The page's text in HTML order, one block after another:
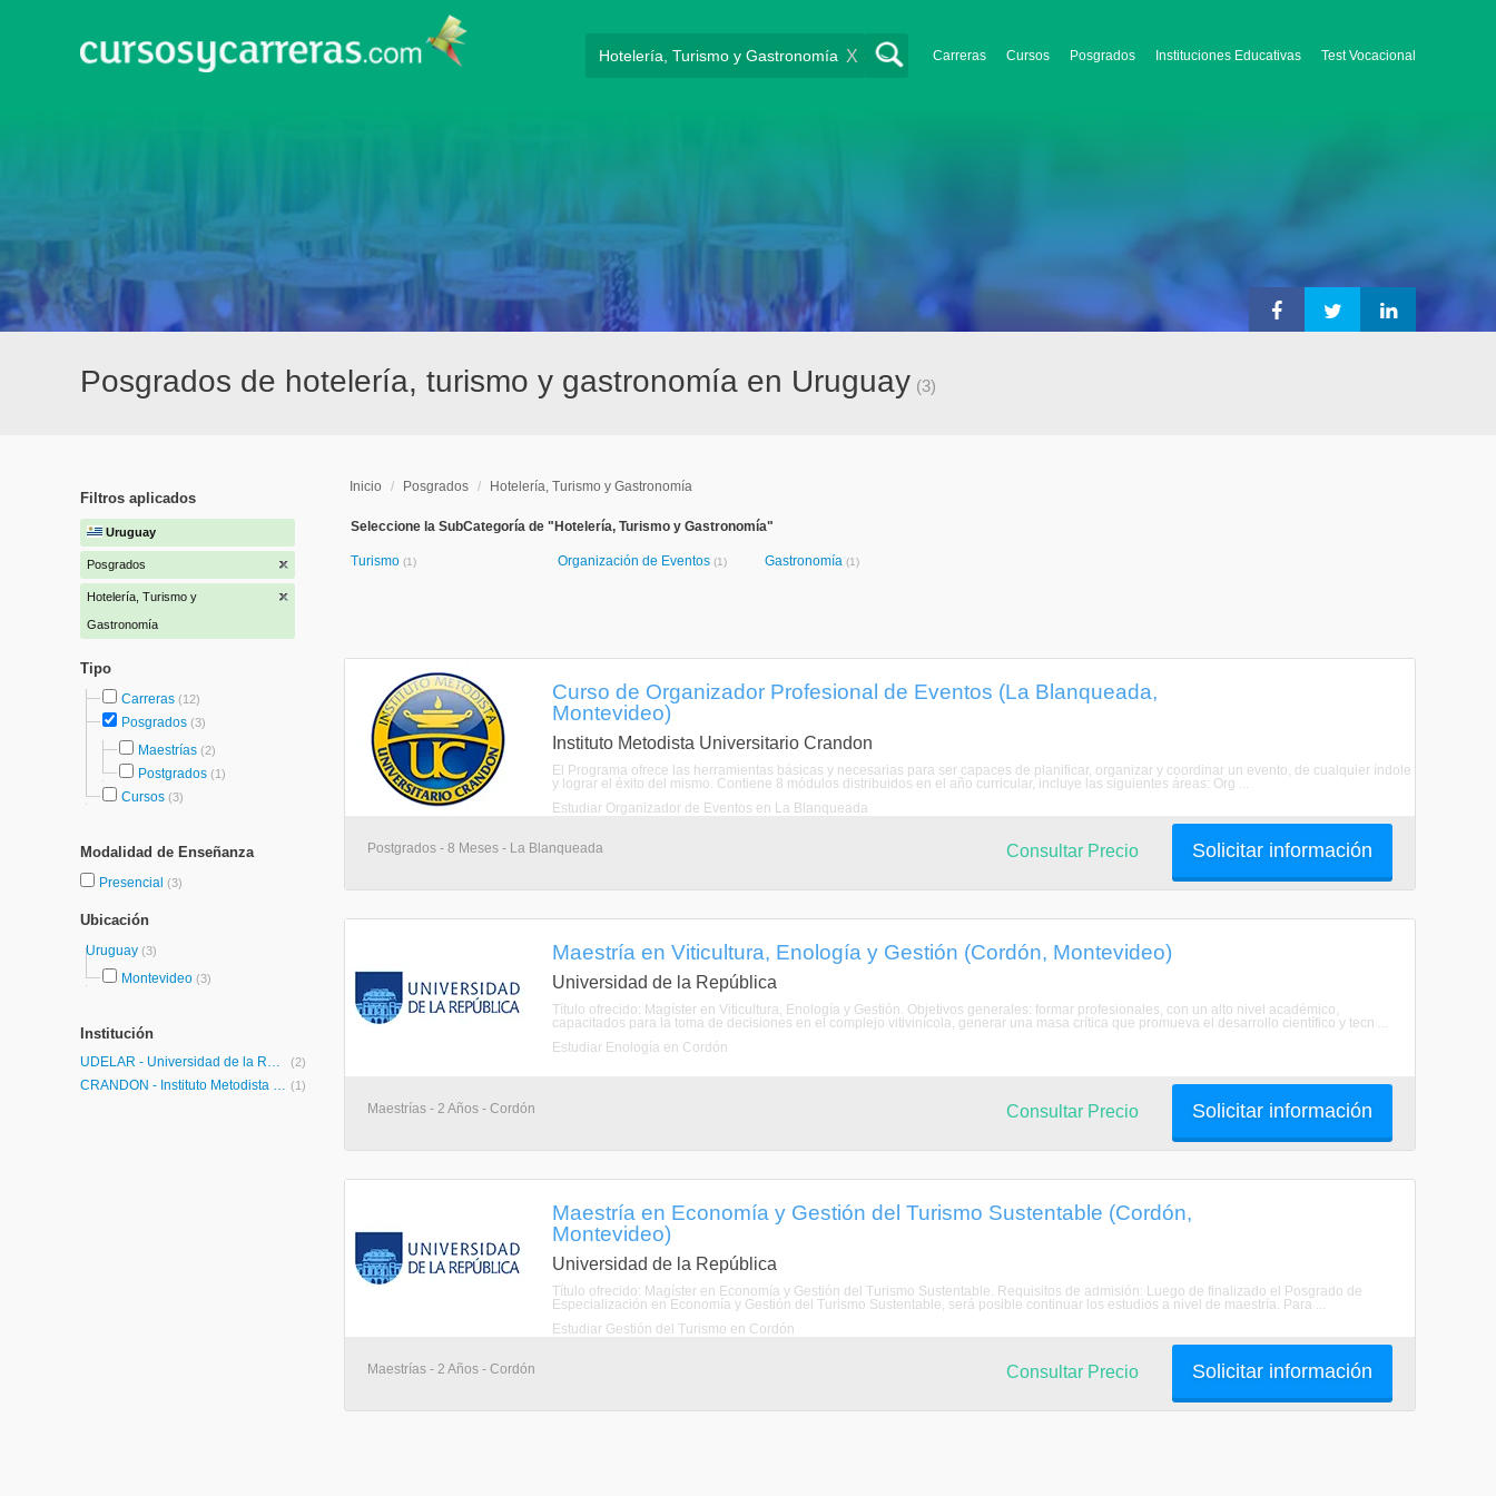
Carreras Cursos Posgrados Instituciones Educativas Test Vocacional
X
Posgrados de hotelería, turismo y gastronomía en Uruguay (3)
Filtros aplicados
Uruguay
Posgrados
Hotelería, Turismo y
Gastronomía
Tipo
Carreras (12)
Posgrados (3)
Maestrías (2)
Postgrados (1)
Cursos (3)
Modalidad de Enseñanza
Presencial (3)
Ubicación
Uruguay (3)
Montevideo (3)
Institución
UDELAR - Universidad de la República (2)
CRANDON - Instituto Metodista Universitario Crandon (1)
Inicio / Posgrados / Hotelería, Turismo y Gastronomía
Seleccione la SubCategoría de "Hotelería, Turismo y Gastronomía"
Turismo (1) Organización de Eventos (1) Gastronomía (1)
Curso de Organizador Profesional de Eventos (La Blanqueada,
Montevideo)
Instituto Metodista Universitario Crandon
El Programa ofrece las herramientas básicas y necesarias para ser capaces de planificar, organizar y coordinar un evento, de cualquier índole
y lograr el éxito del mismo. Contiene 8 módulos distribuidos en el año curricular, incluye las siguientes áreas: Org ...
Estudiar Organizador de Eventos en La Blanqueada
Postgrados - 8 Meses - La Blanqueada Solicitar información
Consultar Precio
Maestría en Viticultura, Enología y Gestión (Cordón, Montevideo)
Universidad de la República
Título ofrecido: Magíster en Viticultura, Enología y Gestión. Objetivos generales: formar profesionales, con un alto nivel académico,
capacitados para la toma de decisiones en el complejo vitivinícola, generar una masa crítica que promueva el desarrollo científico y tecn ...
Estudiar Enología en Cordón
Maestrías - 2 Años - Cordón Solicitar información
Consultar Precio
Maestría en Economía y Gestión del Turismo Sustentable (Cordón,
Montevideo)
Universidad de la República
Título ofrecido: Magíster en Economía y Gestión del Turismo Sustentable. Requisitos de admisión: Luego de finalizado el Posgrado de
Especialización en Economía y Gestión del Turismo Sustentable, será posible continuar los estudios a nivel de maestría. Para ...
Estudiar Gestión del Turismo en Cordón
Maestrías - 2 Años - Cordón Solicitar información
Consultar Precio